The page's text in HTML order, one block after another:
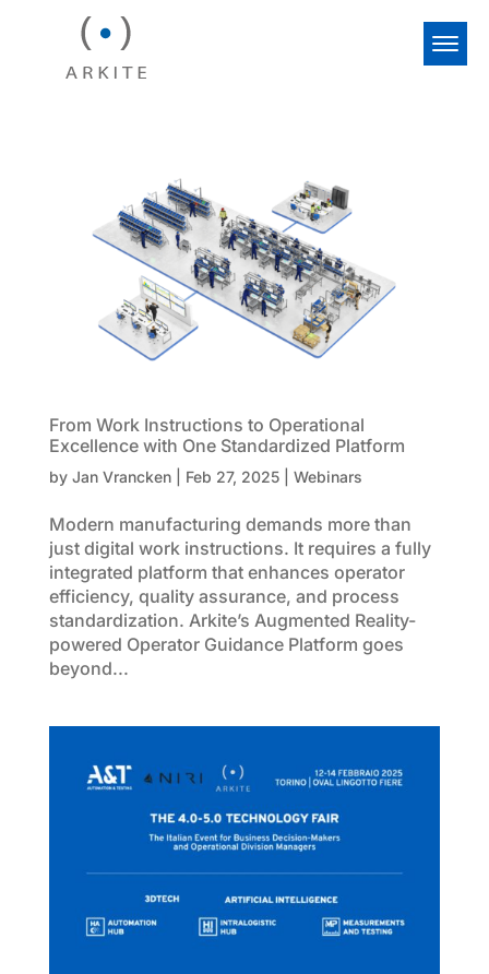
From Work Instructions to Operational
Excellence with One Standardized Platform
by Jan Vrancken| Feb 27, 2025| Webinars
Modern manufacturing demands more than
just digital work instructions. It requires a fully
integrated platform that enhances operator
efficiency, quality assurance, and process
standardization. Arkite’s Augmented Reality-
powered Operator Guidance Platform goes
beyond...